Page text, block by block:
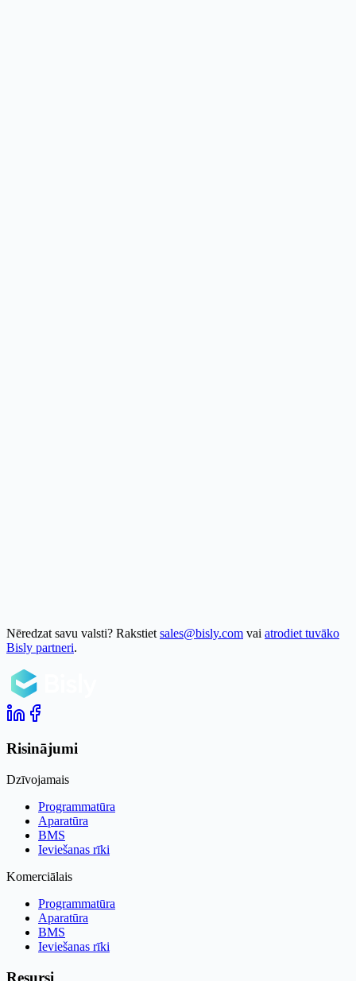
Nēredzat savu valsti? Rakstiet sales@bisly.com vai atrodiet tuvāko
Bisly partneri.
Risinājumi
Dzīvojamais
Programmatūra
Aparatūra
BMS
Ieviešanas rīki
Komerciālais
Programmatūra
Aparatūra
BMS
Ieviešanas rīki
Resursi